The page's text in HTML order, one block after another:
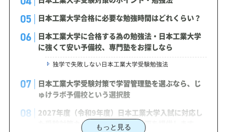
日本工業大学合格に必要な勉強時間はどれくらい？
日本工業大学に合格する為の勉強法・日本工業大学
に強くて安い予備校、専門塾をお探しなら
独学で失敗しない日本工業大学受験勉強法
日本工業大学受験対策で学習管理塾を選ぶなら、じ
ゅけラボ予備校という選択肢
2027年度（令和9年度）日本工業大学入試に対応し
た受験対策カリキュラム・学習計画を提供します
もっと見る